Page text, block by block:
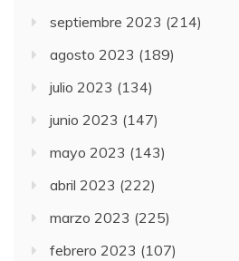
septiembre 2023 (214)
agosto 2023 (189)
julio 2023 (134)
junio 2023 (147)
mayo 2023 (143)
abril 2023 (222)
marzo 2023 (225)
febrero 2023 (107)